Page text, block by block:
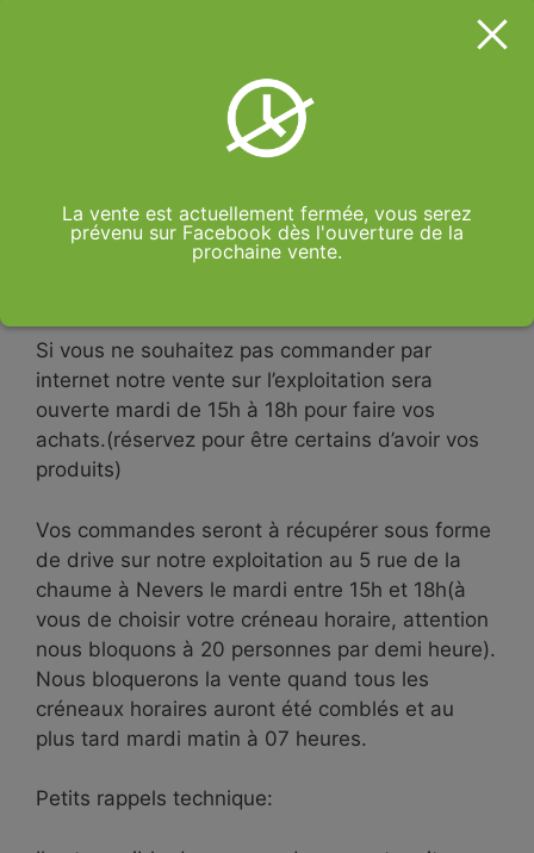
Les poireaux sont toujours au top en vinaigrette
ou en fondue de poireaux
Tous les légumes vendus sur notre site
proviennent de notre production à Nevers
quartier de la Baratte, une production adaptée
Si vous ne souhaitez pas commander par
internet notre vente sur l’exploitation sera
ouverte mardi de 15h à 18h pour faire vos
achats.(réservez pour être certains d’avoir vos
produits)
Vos commandes seront à récupérer sous forme
de drive sur notre exploitation au 5 rue de la
chaume à Nevers le mardi entre 15h et 18h(à
vous de choisir votre créneau horaire, attention
nous bloquons à 20 personnes par demi heure).
Nous bloquerons la vente quand tous les
créneaux horaires auront été comblés et au
plus tard mardi matin à 07 heures.
Petits rappels technique:
La vente est actuellement fermée, vous serez
prévenu sur Facebook dès l'ouverture de la
prochaine vente.